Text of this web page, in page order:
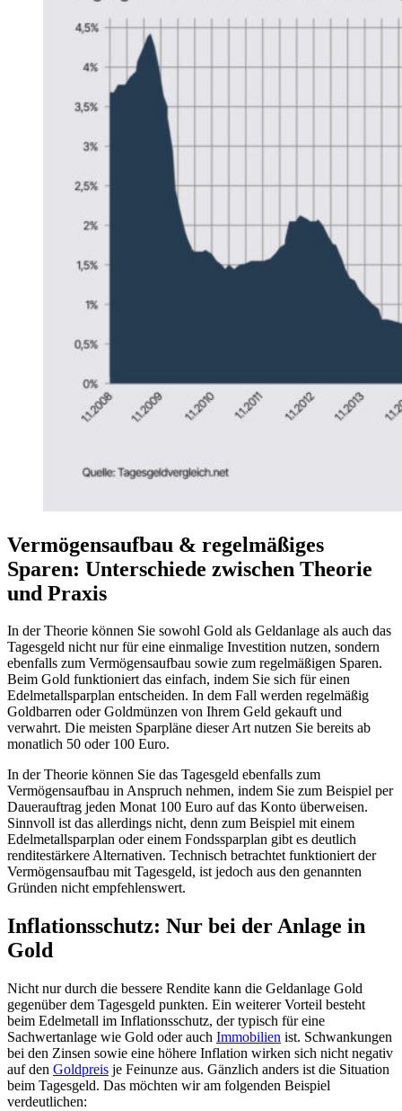
Vermögensaufbau & regelmäßiges
Sparen: Unterschiede zwischen Theorie
und Praxis
In der Theorie können Sie sowohl Gold als Geldanlage als auch das
Tagesgeld nicht nur für eine einmalige Investition nutzen, sondern
ebenfalls zum Vermögensaufbau sowie zum regelmäßigen Sparen.
Beim Gold funktioniert das einfach, indem Sie sich für einen
Edelmetallsparplan entscheiden. In dem Fall werden regelmäßig
Goldbarren oder Goldmünzen von Ihrem Geld gekauft und
verwahrt. Die meisten Sparpläne dieser Art nutzen Sie bereits ab
monatlich 50 oder 100 Euro.
In der Theorie können Sie das Tagesgeld ebenfalls zum
Vermögensaufbau in Anspruch nehmen, indem Sie zum Beispiel per
Dauerauftrag jeden Monat 100 Euro auf das Konto überweisen.
Sinnvoll ist das allerdings nicht, denn zum Beispiel mit einem
Edelmetallsparplan oder einem Fondssparplan gibt es deutlich
renditestärkere Alternativen. Technisch betrachtet funktioniert der
Vermögensaufbau mit Tagesgeld, ist jedoch aus den genannten
Gründen nicht empfehlenswert.
Inflationsschutz: Nur bei der Anlage in
Gold
Nicht nur durch die bessere Rendite kann die Geldanlage Gold
gegenüber dem Tagesgeld punkten. Ein weiterer Vorteil besteht
beim Edelmetall im Inflationsschutz, der typisch für eine
Sachwertanlage wie Gold oder auch Immobilien ist. Schwankungen
bei den Zinsen sowie eine höhere Inflation wirken sich nicht negativ
auf den Goldpreis je Feinunze aus. Gänzlich anders ist die Situation
beim Tagesgeld. Das möchten wir am folgenden Beispiel
verdeutlichen: